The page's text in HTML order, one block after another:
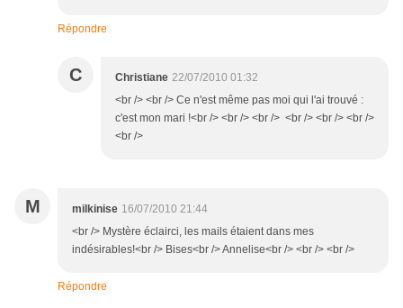
Répondre
C Christiane 22/07/2010 01:32
<br /> <br /> Ce n'est même pas moi qui l'ai trouvé :
c'est mon mari !<br /> <br /> <br /> <br /> <br /> <br />
<br />
M milkinise 16/07/2010 21:44
<br /> Mystère éclairci, les mails étaient dans mes
indésirables!<br /> Bises<br /> Annelise<br /> <br /> <br />
Répondre